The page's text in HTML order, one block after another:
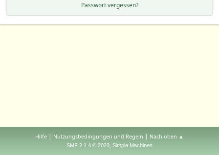
Passwort vergessen?
Hilfe | Nutzungsbedingungen und Regeln | Nach oben ▲
SMF 2.1.4 © 2023, Simple Machines